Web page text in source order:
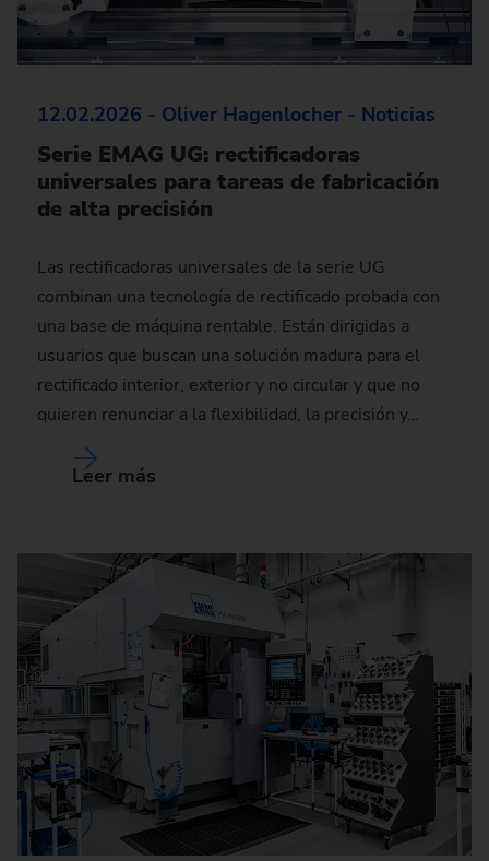
12.02.2026 - Oliver Hagenlocher - Noticias
Serie EMAG UG: rectificadoras
universales para tareas de fabricación
de alta precisión
Las rectificadoras universales de la serie UG
combinan una tecnología de rectificado probada con
una base de máquina rentable. Están dirigidas a
usuarios que buscan una solución madura para el
rectificado interior, exterior y no circular y que no
quieren renunciar a la flexibilidad, la precisión y…
Leer más